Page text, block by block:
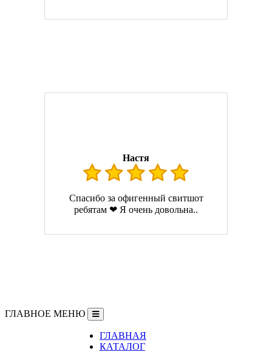
Настя
Спасибо за офигенный свитшот
ребятам ❤ Я очень довольна..
ГЛАВНОЕ МЕНЮ
ГЛАВНАЯ
КАТАЛОГ